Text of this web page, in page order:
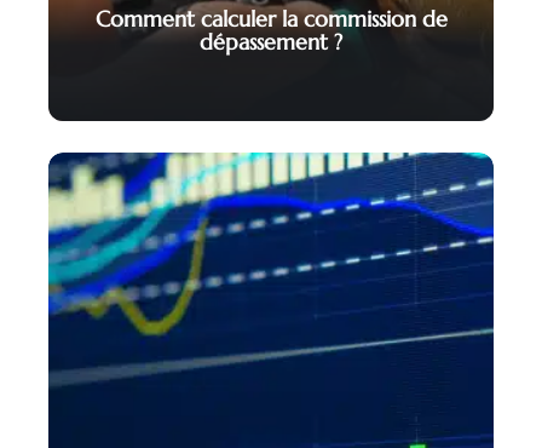
Comment calculer la commission de
dépassement ?